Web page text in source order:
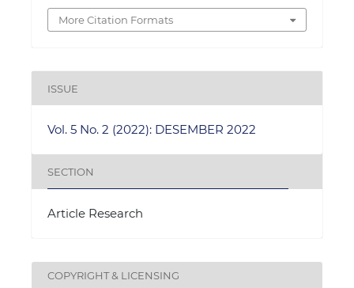
More Citation Formats
ISSUE
Vol. 5 No. 2 (2022): DESEMBER 2022
SECTION
Article Research
COPYRIGHT & LICENSING